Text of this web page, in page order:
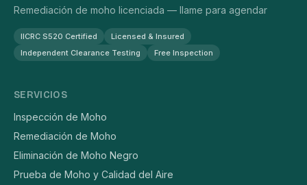
Remediación de moho licenciada — llame para agendar
IICRC S520 Certified
Licensed & Insured
Independent Clearance Testing
Free Inspection
SERVICIOS
Inspección de Moho
Remediación de Moho
Eliminación de Moho Negro
Prueba de Moho y Calidad del Aire